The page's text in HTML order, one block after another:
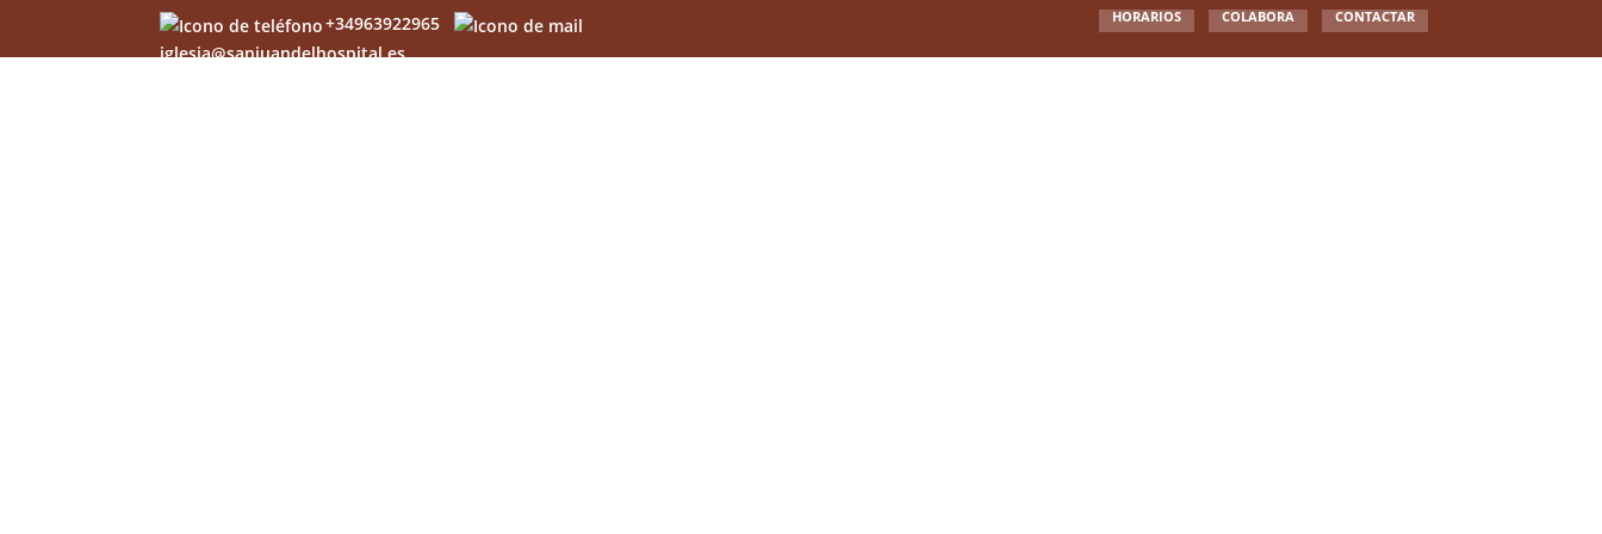
+34963922965
iglesia@sanjuandelhospital.es
HORARIOS COLABORA CONTACTAR